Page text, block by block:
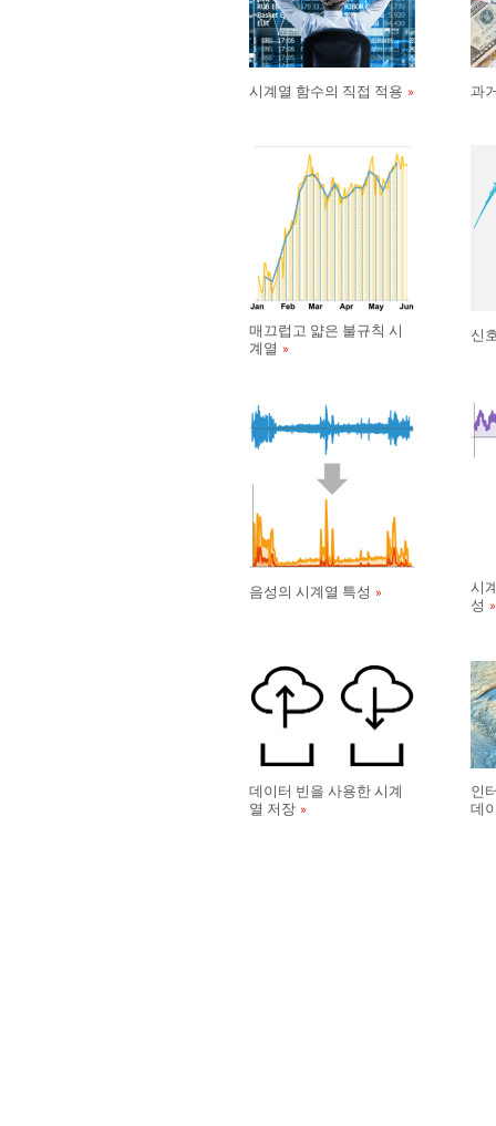
시계열 함수의 직접 적용 과
매끄럽고 얇은 불규칙 시
계열
신
음성의 시계열 특성
시
성
데이터 빈을 사용한 시계
열 저장
인
데